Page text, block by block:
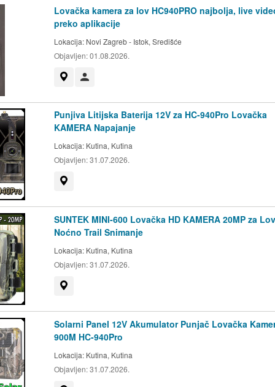
Lovačka kamera za lov HC940PRO najbolja, live
preko aplikacije
Lokacija: Novi Zagreb - Istok, Središće
Objavljen:01.08.2026.
Punjiva Litijska Baterija 12V za HC-940Pro Lovačka
KAMERA Napajanje
Lokacija: Kutina, Kutina
Objavljen:31.07.2026.
SUNTEK MINI-600 Lovačka HD KAMERA 20MP za Lov
Noćno Trail Snimanje
Lokacija: Kutina, Kutina
Objavljen:31.07.2026.
Solarni Panel 12V Akumulator Punjač Lovačka
900M HC-940Pro
Lokacija: Kutina, Kutina
Objavljen:31.07.2026.